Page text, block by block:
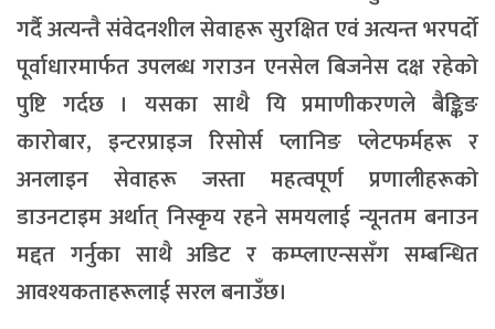
गर्दै अत्यन्तै संवेदनशील सेवाहरू सुरक्षित एवं अत्यन्त भरपर्दो
पूर्वाधारमार्फत उपलब्ध गराउन एनसेल बिजनेस दक्ष रहेको
पुष्टि गर्दछ । यसका साथै यि प्रमाणीकरणले बैङ्किङ
कारोबार, इन्टरप्राइज रिसोर्स प्लानिङ प्लेटफर्महरू र
अनलाइन सेवाहरू जस्ता महत्वपूर्ण प्रणालीहरूको
डाउनटाइम अर्थात् निस्कृय रहने समयलाई न्यूनतम बनाउन
मद्दत गर्नुका साथै अडिट र कम्प्लाएन्ससँग सम्बन्धित
आवश्यकताहरूलाई सरल बनाउँछ।